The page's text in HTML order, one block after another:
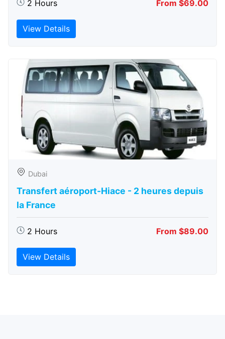
2 Hours From $69.00
View Details
Dubai
Transfert aéroport-Hiace - 2 heures depuis
la France
2 Hours From $89.00
View Details